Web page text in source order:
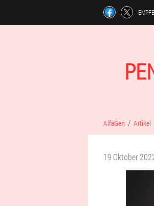
AlfaGen Artikel
19 Oktober